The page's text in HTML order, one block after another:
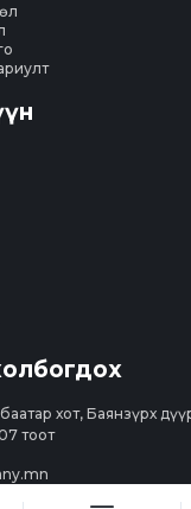
хот, Баянзүрх
тоот